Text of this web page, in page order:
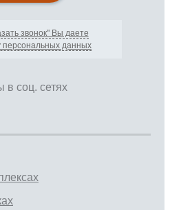
звонок" Вы даете
персональных данных
в соц. сетях